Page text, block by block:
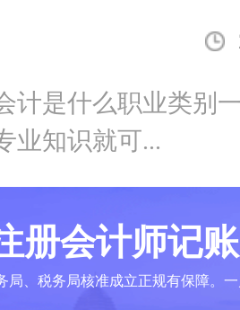
计是什么职业类别
业知识就可...
册会计师记账
、税务局核准成立正规有保障。